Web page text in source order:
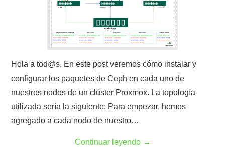
Hola a tod@s, En este post veremos cómo instalar y
configurar los paquetes de Ceph en cada uno de
nuestros nodos de un clúster Proxmox. La topología
utilizada sería la siguiente: Para empezar, hemos
agregado a cada nodo de nuestro…
Continuar leyendo →